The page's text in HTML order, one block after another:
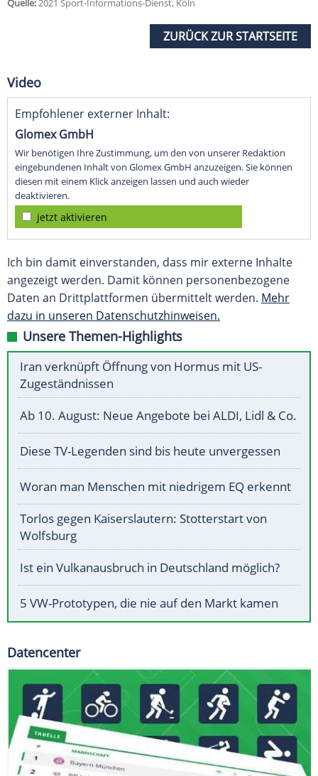
Quelle:2021 Sport-Informations-Dienst, Köln
ZURÜCK ZUR STARTSEITE
Video
Empfohlener externer Inhalt:
Glomex GmbH
Wir benötigen Ihre Zustimmung, um den von unserer Redaktion
eingebundenen Inhalt von Glomex GmbH anzuzeigen. Sie können
diesen mit einem Klick anzeigen lassen und auch wieder
deaktivieren.
jetzt aktivieren
Ich bin damit einverstanden, dass mir externe Inhalte
angezeigt werden. Damit können personenbezogene
Daten an Drittplattformen übermittelt werden. Mehr
dazu in unseren Datenschutzhinweisen.
Unsere Themen-Highlights
Iran verknüpft Öffnung von Hormus mit US-
Zugeständnissen
Ab 10. August: Neue Angebote bei ALDI, Lidl & Co.
Diese TV-Legenden sind bis heute unvergessen
Woran man Menschen mit niedrigem EQ erkennt
Torlos gegen Kaiserslautern: Stotterstart von
Wolfsburg
Ist ein Vulkanausbruch in Deutschland möglich?
5 VW-Prototypen, die nie auf den Markt kamen
Datencenter